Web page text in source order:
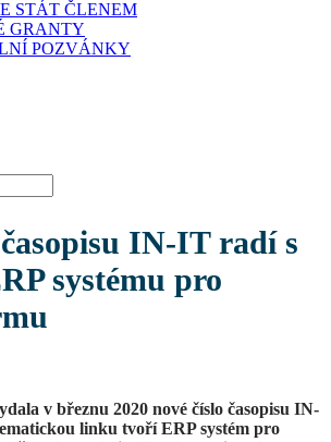
STÁT ČLENEM
GRANTY
POZVÁNKY
IN-IT radí s
systému pro
v březnu 2020 nové číslo časopisu IN-
linku tvoří ERP systém pro